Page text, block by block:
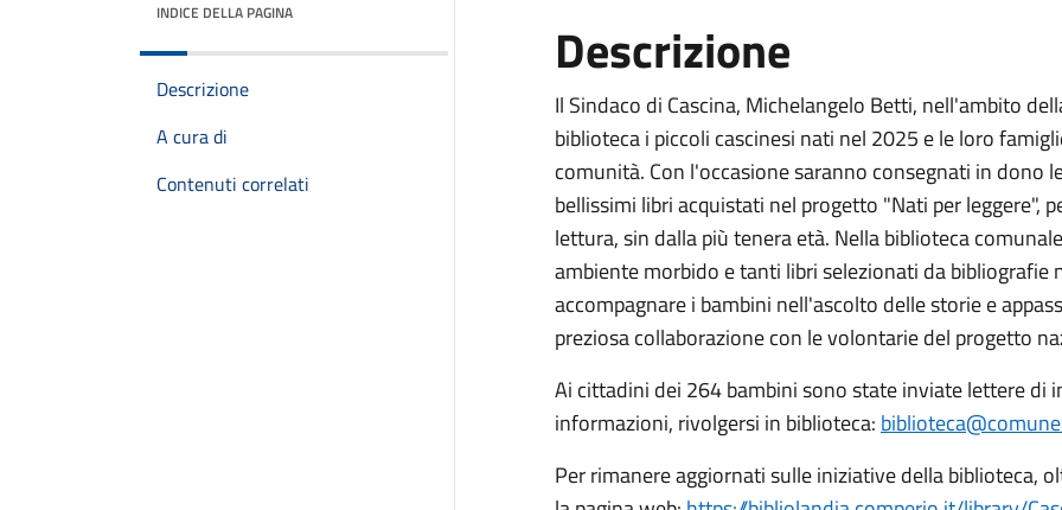
INDICE DELLA PAGINA
Descrizione
A cura di
Contenuti correlati
Descrizione
Il Sindaco di Cascina, Michelangelo Betti, nell'ambito
biblioteca i piccoli cascinesi nati nel 2025 e le loro
comunità. Con l'occasione saranno consegnati in dono
bellissimi libri acquistati nel progetto "Nati per leggere",
lettura, sin dalla più tenera età. Nella biblioteca
ambiente morbido e tanti libri selezionati da
accompagnare i bambini nell'ascolto delle storie e
preziosa collaborazione con le volontarie del progetto
Ai cittadini dei 264 bambini sono state inviate lettere di
informazioni, rivolgersi in biblioteca:
Per rimanere aggiornati sulle iniziative della biblioteca,